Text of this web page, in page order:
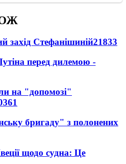
захід Стефанішиній21833
перед дилемою -
на "допомозі"
бригаду" з полонених
щодо судна: Це